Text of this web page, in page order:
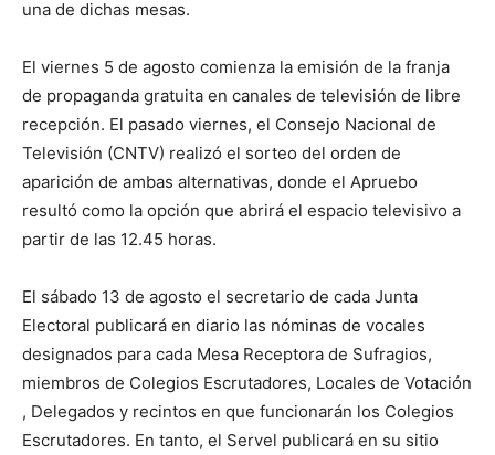
una de dichas mesas.
El viernes 5 de agosto comienza la emisión de la franja
de propaganda gratuita en canales de televisión de libre
recepción. El pasado viernes, el Consejo Nacional de
Televisión (CNTV) realizó el sorteo del orden de
aparición de ambas alternativas, donde el Apruebo
resultó como la opción que abrirá el espacio televisivo a
partir de las 12.45 horas.
El sábado 13 de agosto el secretario de cada Junta
Electoral publicará en diario las nóminas de vocales
designados para cada Mesa Receptora de Sufragios,
miembros de Colegios Escrutadores, Locales de Votación
, Delegados y recintos en que funcionarán los Colegios
Escrutadores. En tanto, el Servel publicará en su sitio